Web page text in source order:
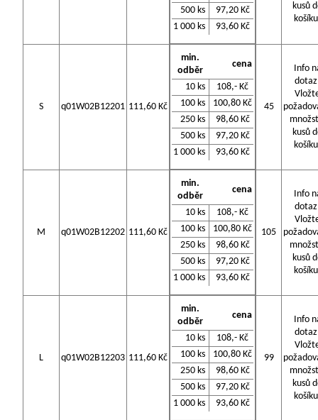
500 ks
97,20 Kč
1 000 ks
93,60 Kč
kusů
S q01W02B12201 111,60 Kč
min.
odběr
cena
10 ks
108,- Kč
100 ks
100,80 Kč
250 ks
98,60 Kč
500 ks
97,20 Kč
1 000 ks
93,60 Kč
45
Info
kusů
M q01W02B12202 111,60 Kč
min.
odběr
cena
10 ks
108,- Kč
100 ks
100,80 Kč
250 ks
98,60 Kč
500 ks
97,20 Kč
1 000 ks
93,60 Kč
105
Info
kusů
L q01W02B12203 111,60 Kč
min.
odběr
cena
10 ks
108,- Kč
100 ks
100,80 Kč
250 ks
98,60 Kč
500 ks
97,20 Kč
1 000 ks
93,60 Kč
99
Info
kusů